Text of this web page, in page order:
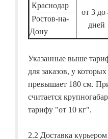
Краснодар
от 3 до
дней
Ростов-на-
Дону
Указанные выше
для заказов, у
превышает 180 см.
считается
тарифу "от 10 кг".
2.2 Доставка